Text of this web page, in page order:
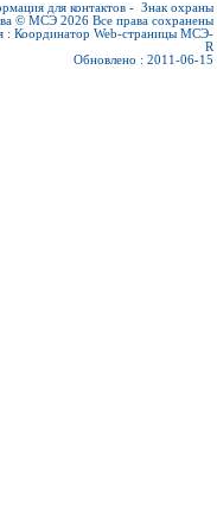
для контактов - Знак охраны
© МСЭ 2026 Все права сохранены
: Координатор Web-страницы МСЭ-
R
Обновлено : 2011-06-15